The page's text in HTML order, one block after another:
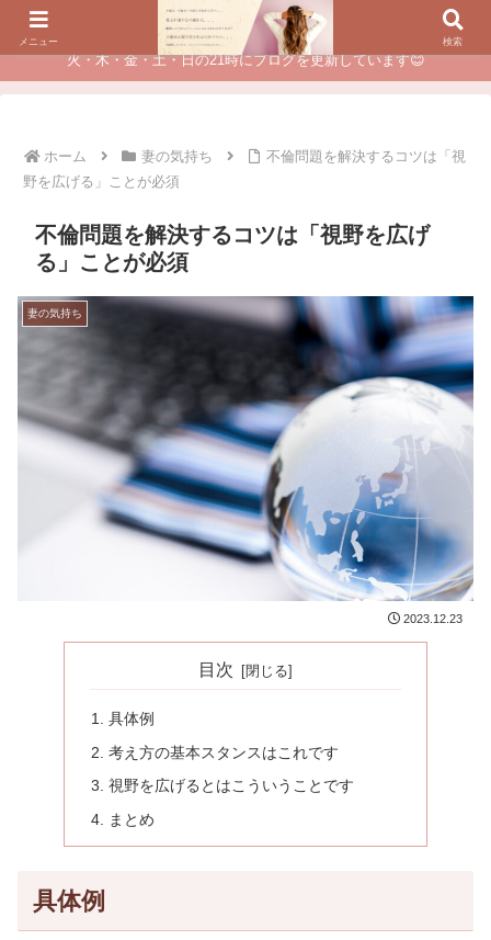
夫に不倫されたつらい経験が、あなたのチャンスに変わるカウンセリング
火・木・金・土・日の21時にブログを更新しています😊
ホーム 妻の気持ち
不倫問題を解決するコツは「視
野を広げる」ことが必須
不倫問題を解決するコツは「視野を広げ
る」ことが必須
妻の気持ち
2023.12.23
目次
具体例
考え方の基本スタンスはこれです
視野を広げるとはこういうことです
まとめ
具体例
メニュー 検索